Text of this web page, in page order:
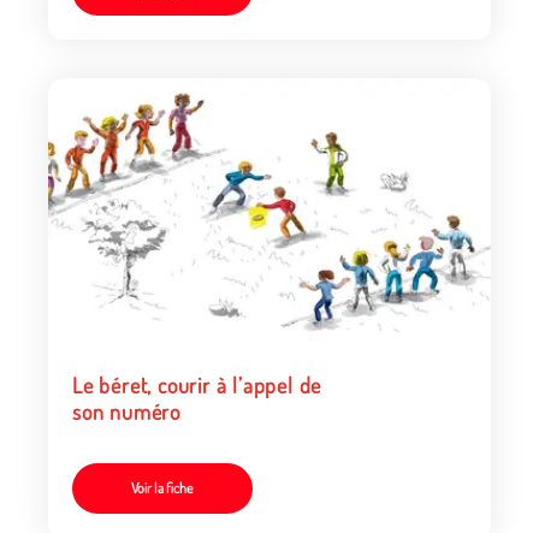
Le béret, courir à l’appel de
son numéro
Voir la fiche